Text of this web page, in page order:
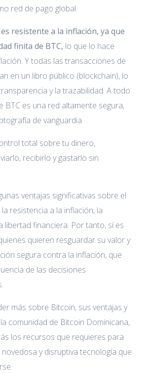
red de pago global.
resistente a la inflación, ya que
finita de BTC, lo que lo hace
Y todas las transacciones de
en un libro público (blockchain), lo
y la trazabilidad. A todo
BTC es una red altamente segura,
de vanguardia.
total sobre tu dinero,
recibirlo y gastarlo sin
ventajas significativas sobre el
resistencia a la inflación, la
libertad financiera. Por tanto, sí es
quieren resguardar su valor y
segura contra la inflación, que
de las decisiones
más sobre Bitcoin, sus ventajas y
comunidad de Bitcoin Dominicana,
los recursos que requieres para
y disruptiva tecnología que